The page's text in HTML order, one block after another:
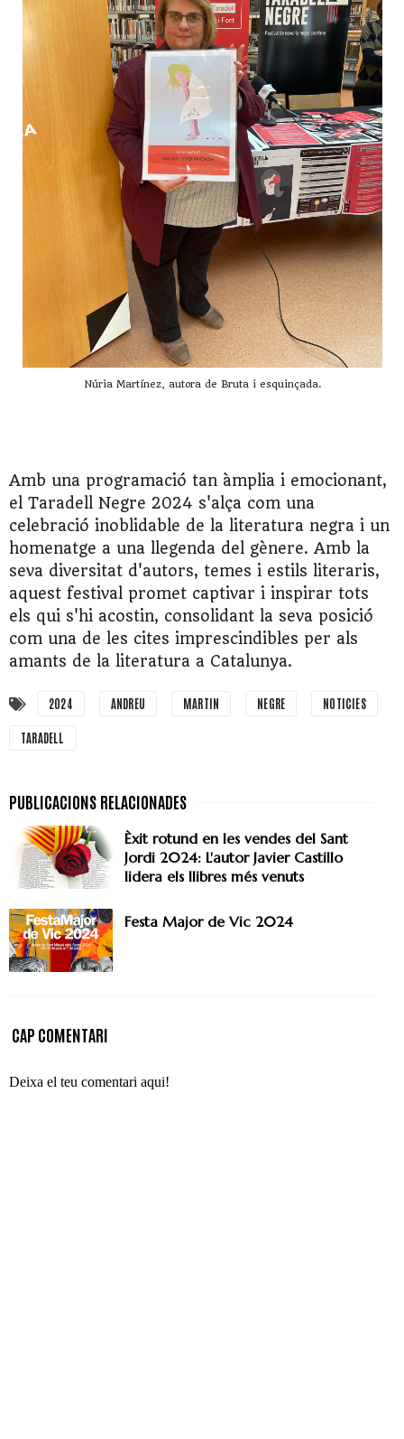
Núria Martínez, autora de Bruta i esquinçada.
Amb una programació tan àmplia i emocionant,
el Taradell Negre 2024 s'alça com una
celebració inoblidable de la literatura negra i un
homenatge a una llegenda del gènere. Amb la
seva diversitat d'autors, temes i estils literaris,
aquest festival promet captivar i inspirar tots
els qui s'hi acostin, consolidant la seva posició
com una de les cites imprescindibles per als
amants de la literatura a Catalunya.
2024 ANDREU MARTIN NEGRE NOTICIES
TARADELL
Èxit rotund en les vendes del Sant
Jordi 2024: L'autor Javier Castillo
lidera els llibres més venuts
Festa Major de Vic 2024
CAP COMENTARI
Deixa el teu comentari aqui!